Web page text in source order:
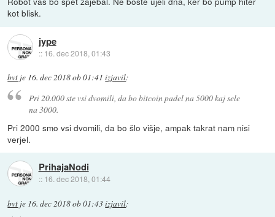
kot blisk.
jype
:: 16. dec 2018, 01:43
bvt je 16. dec 2018 ob 01:41 izjavil:
Pri 20.000 ste vsi dvomili, da bo bitcoin padel na 5000 kaj sele
na 3000.
Pri 2000 smo vsi dvomili, da bo šlo višje, ampak takrat nam nisi
verjel.
PrihajaNodi
:: 16. dec 2018, 01:44
bvt je 16. dec 2018 ob 01:43izjavil: